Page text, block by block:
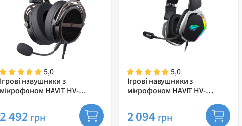
5,0
Ігрові навушники з
мікрофоном HAVIT HV-
2 492 грн
5,0
Ігрові навушники з
мікрофоном HAVIT HV-
2 094 грн